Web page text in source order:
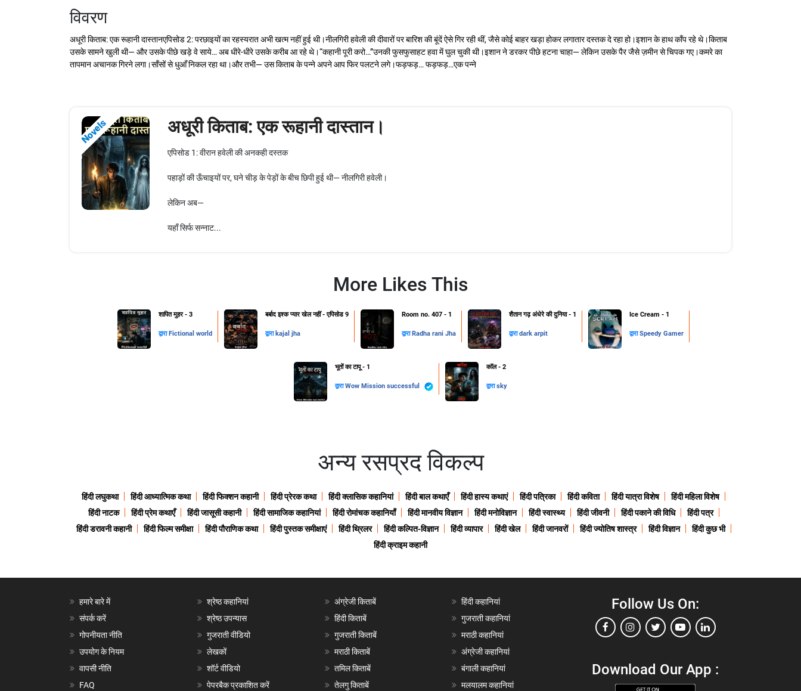
विवरण
अधूरी किताब: एक रूहानी दास्तानएपिसोड 2: परछाइयों का रहस्यरात अभी खत्म नहीं हुई थी।नीलगिरी हवेली की दीवारों पर बारिश की बूंदें ऐसे गिर रही थीं, जैसे कोई बाहर खड़ा होकर लगातार दस्तक दे रहा हो।इशान के हाथ काँप रहे थे।किताब
उसके सामने खुली थी— और उसके पीछे खड़े वे साये… अब धीरे-धीरे उसके करीब आ रहे थे।“कहानी पूरी करो…”उनकी फुसफुसाहट हवा में घुल चुकी थी।इशान ने डरकर पीछे हटना चाहा— लेकिन उसके पैर जैसे ज़मीन से चिपक गए।कमरे का
तापमान अचानक गिरने लगा।साँसों से धुआँ निकल रहा था।और तभी— उस किताब के पन्ने अपने आप फिर पलटने लगे।फड़फड़… फड़फड़…एक पन्ने
Novels अधूरी किताब: एक रूहानी दास्तान।
एपिसोड 1: वीरान हवेली की अनकही दस्तक
पहाड़ों की ऊँचाइयों पर, घने चीड़ के पेड़ों के बीच छिपी हुई थी— नीलगिरी हवेली।
लेकिन अब—
यहाँ सिर्फ सन्नाट...
More Likes This
शापित मुहर - 3
द्वारा Fictional world
बर्बाद इश्क प्यार खेल नहीं - एपिसोड 9
द्वारा kajal jha
Room no. 407 - 1
द्वारा Radha rani Jha
शैतान गढ़ अंधेरे की दुनिया - 1
द्वाराdark arpit
Ice Cream - 1
द्वाराSpeedy Gamer
भूतों का टापू - 1
द्वाराWow Mission successful
कॉल - 2
द्वाराsky
अन्य रसप्रद विकल्प
हिंदी लघुकथा हिंदी आध्यात्मिक कथा हिंदी फिक्शन कहानी हिंदी प्रेरक कथा हिंदी क्लासिक कहानियां हिंदी बाल कथाएँ हिंदी हास्य कथाएं हिंदी पत्रिका हिंदी कविता हिंदी यात्रा विशेष
हिंदी महिला विशेष
हिंदी नाटक
हिंदी प्रेम कथाएँ हिंदी जासूसी कहानी हिंदी सामाजिक कहानियां हिंदी रोमांचक कहानियाँ हिंदी मानवीय विज्ञान हिंदी मनोविज्ञान हिंदी स्वास्थ्य हिंदी जीवनी हिंदी पकाने की विधि
हिंदी पत्र
हिंदी डरावनी कहानी
हिंदी फिल्म समीक्षा हिंदी पौराणिक कथा हिंदी पुस्तक समीक्षाएं हिंदी थ्रिलर हिंदी कल्पित-विज्ञान हिंदी व्यापार हिंदी खेल हिंदी जानवरों हिंदी ज्योतिष शास्त्र हिंदी विज्ञान
हिंदी कुछ भी
हिंदी क्राइम कहानी
हमारे बारे में
संपर्क करें
गोपनीयता नीति
उपयोग के नियम
वापसी नीति
FAQ
श्रेष्ठ कहानियां
श्रेष्ठ उपन्यास
गुजराती वीडियो
लेखकों
शॉर्ट वीडियो
पेपरबैक प्रकाशित करें
अंग्रेजी किताबें
हिंदी किताबें
गुजराती किताबें
मराठी किताबें
तमिल किताबें
तेलगु किताबें
हिंदी कहानियां
गुजराती कहानियां
मराठी कहानियां
अंग्रेजी कहानियां
बंगाली कहानियां
मलयालम कहानियां
Follow Us On:
Download Our App :